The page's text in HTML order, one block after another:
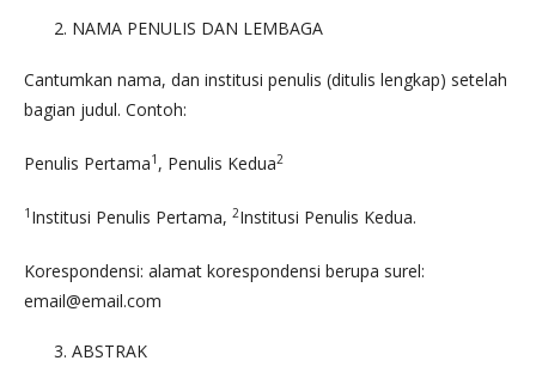
NAMA PENULIS DAN LEMBAGA
Cantumkan nama, dan institusi penulis (ditulis lengkap) setelah
bagian judul. Contoh:
Penulis Pertama1 , Penulis Kedua2
1 Institusi Penulis Pertama, 2Institusi Penulis Kedua.
Korespondensi: alamat korespondensi berupa surel:
email@email.com
ABSTRAK